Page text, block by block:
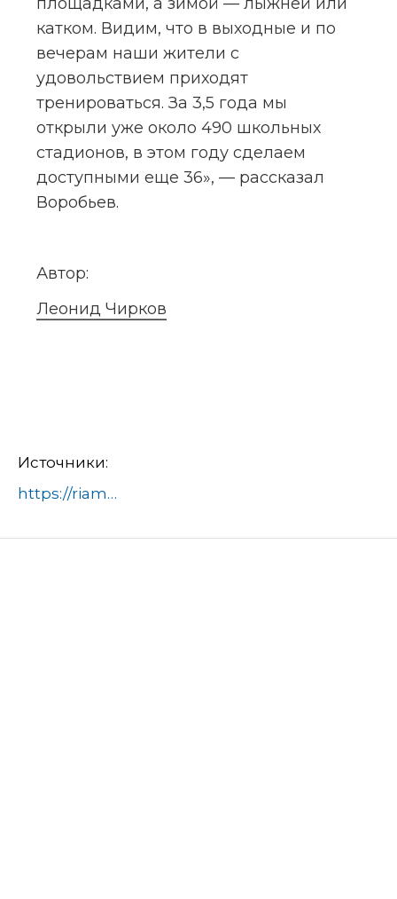
катком. Видим, что в выходные и по
вечерам наши жители с
удовольствием приходят
тренироваться. За 3,5 года мы
открыли уже около 490 школьных
стадионов, в этом году сделаем
доступными еще 36», — рассказал
Воробьев.
Автор:
Леонид Чирков
Источники:
https://riamo.ru/news/sport/v-zhukovskom-proshel-turnir-futbolnyh-pap/